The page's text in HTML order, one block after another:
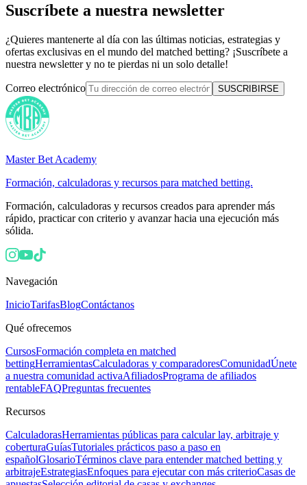
Suscríbete a nuestra newsletter
¿Quieres mantenerte al día con las últimas noticias, estrategias y
ofertas exclusivas en el mundo del matched betting? ¡Suscríbete a
nuestra newsletter y no te pierdas ni un solo detalle!
Correo electrónico SUSCRIBIRSE
Master Bet Academy
Formación, calculadoras y recursos para matched betting.
Formación, calculadoras y recursos creados para aprender más
rápido, practicar con criterio y avanzar hacia una ejecución más
sólida.
Navegación
InicioTarifasBlogContáctanos
Qué ofrecemos
CursosFormación completa en matched
bettingHerramientasCalculadoras y comparadoresComunidadÚnete
a nuestra comunidad activaAfiliadosPrograma de afiliados
rentableFAQPreguntas frecuentes
Recursos
CalculadorasHerramientas públicas para calcular lay, arbitraje y
coberturaGuíasTutoriales prácticos paso a paso en
españolGlosarioTérminos clave para entender matched betting y
arbitrajeEstrategiasEnfoques para ejecutar con más criterioCasas de